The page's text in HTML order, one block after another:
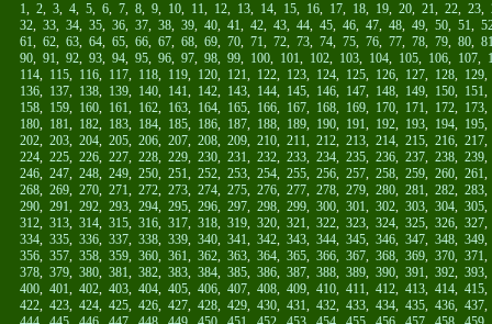
1, 2, 3, 4, 5, 6, 7, 8, 9, 10, 11, 12, 13, 14, 15, 16, 17, 18, 19, 20, 21, 22, 23,
32, 33, 34, 35, 36, 37, 38, 39, 40, 41, 42, 43, 44, 45, 46, 47, 48, 49, 50, 51,
61, 62, 63, 64, 65, 66, 67, 68, 69, 70, 71, 72, 73, 74, 75, 76, 77, 78, 79, 80,
90, 91, 92, 93, 94, 95, 96, 97, 98, 99, 100, 101, 102, 103, 104, 105, 106, 107,
114, 115, 116, 117, 118, 119, 120, 121, 122, 123, 124, 125, 126, 127, 128, 129
136, 137, 138, 139, 140, 141, 142, 143, 144, 145, 146, 147, 148, 149, 150, 151
158, 159, 160, 161, 162, 163, 164, 165, 166, 167, 168, 169, 170, 171, 172, 173
180, 181, 182, 183, 184, 185, 186, 187, 188, 189, 190, 191, 192, 193, 194, 195
202, 203, 204, 205, 206, 207, 208, 209, 210, 211, 212, 213, 214, 215, 216, 217
224, 225, 226, 227, 228, 229, 230, 231, 232, 233, 234, 235, 236, 237, 238, 239
246, 247, 248, 249, 250, 251, 252, 253, 254, 255, 256, 257, 258, 259, 260, 261
268, 269, 270, 271, 272, 273, 274, 275, 276, 277, 278, 279, 280, 281, 282, 283
290, 291, 292, 293, 294, 295, 296, 297, 298, 299, 300, 301, 302, 303, 304, 305
312, 313, 314, 315, 316, 317, 318, 319, 320, 321, 322, 323, 324, 325, 326, 327
334, 335, 336, 337, 338, 339, 340, 341, 342, 343, 344, 345, 346, 347, 348, 349
356, 357, 358, 359, 360, 361, 362, 363, 364, 365, 366, 367, 368, 369, 370, 371
378, 379, 380, 381, 382, 383, 384, 385, 386, 387, 388, 389, 390, 391, 392, 393
400, 401, 402, 403, 404, 405, 406, 407, 408, 409, 410, 411, 412, 413, 414, 415
422, 423, 424, 425, 426, 427, 428, 429, 430, 431, 432, 433, 434, 435, 436, 437